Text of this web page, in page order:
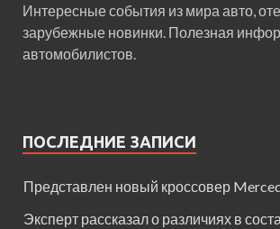
Интересные события из мира авто,
зарубежные новинки. Полезная
автомобилистов.
ПОСЛЕДНИЕ ЗАПИСИ
Представлен новый кроссовер
Эксперт рассказал о различиях в